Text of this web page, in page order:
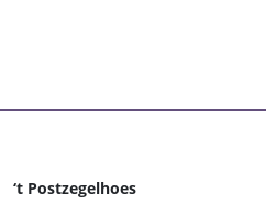
‘t Postzegelhoes